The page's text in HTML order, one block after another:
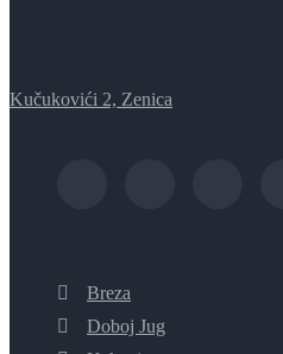
Kučukovići 2, Zenica
Breza
Doboj Jug